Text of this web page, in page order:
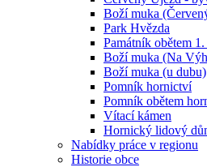
Boží muka
Park Hvězda
Památník obětem
Boží muka (Na
Boží muka (u dubu)
Pomník hornictví
Pomník obětem
Vítací kámen
Hornický lidový
Nabídky práce v regionu
Historie obce